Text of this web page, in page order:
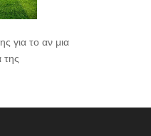
για το αν μια
της